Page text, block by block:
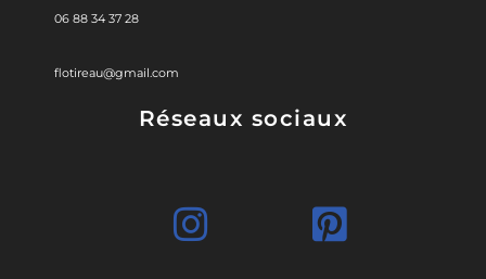
06 88 34 37 28
flotireau@gmail.com
Réseaux sociaux